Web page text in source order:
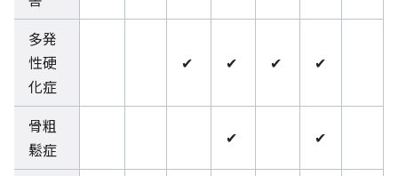
多発
性硬
化症
✔ ✔ ✔ ✔
骨粗
鬆症
✔ ✔